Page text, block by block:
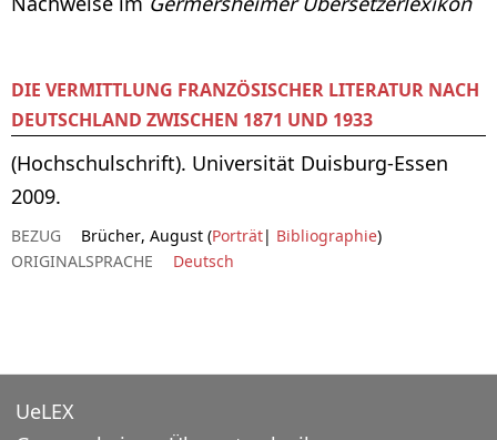
DIE VERMITTLUNG FRANZÖSISCHER LITERATUR NACH
DEUTSCHLAND ZWISCHEN 1871 UND 1933
(Hochschulschrift). Universität Duisburg-Essen
2009.
BEZUG Brücher, August (Porträt| Bibliographie)
ORIGINALSPRACHE
Deutsch
UeLEX